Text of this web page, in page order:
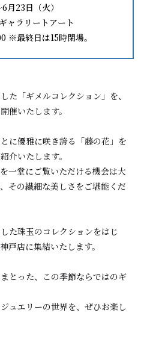
月23日（火）
ャラリートアート
※最終日は15時閉場。
た「ギメルコレクション」を、
催いたします。
に優雅に咲き誇る「藤の花」を
介いたします。
一堂にご覧いただける機会は大
その繊細な美しさをご堪能くだ
た珠玉のコレクションをはじ
戸店に集結いたします。
とった、この季節ならではのギ
ュエリーの世界を、ぜひお楽し